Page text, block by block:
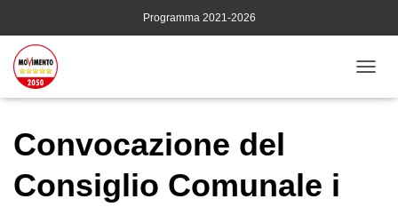
Programma 2021-2026
A
Convocazione del
Consiglio Comunale i